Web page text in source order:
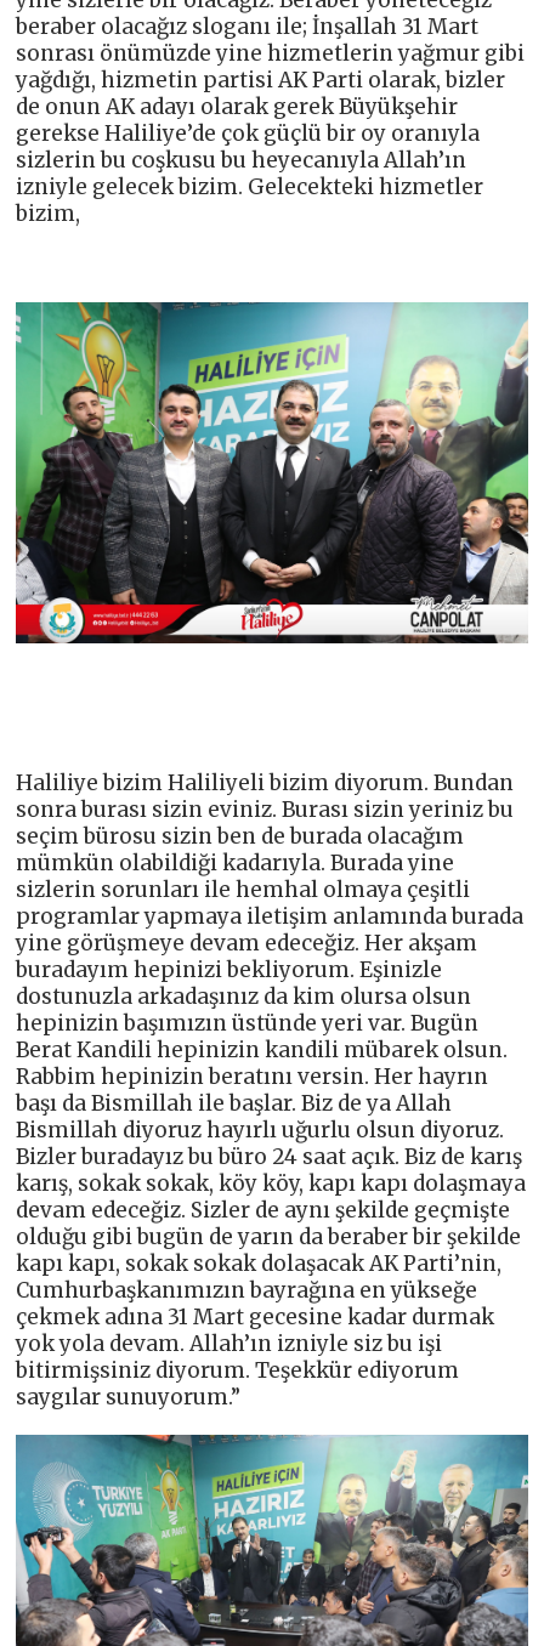
beraber olacağız sloganı ile; İnşallah 31 Mart
sonrası önümüzde yine hizmetlerin yağmur gibi
yağdığı, hizmetin partisi AK Parti olarak, bizler
de onun AK adayı olarak gerek Büyükşehir
gerekse Haliliye’de çok güçlü bir oy oranıyla
sizlerin bu coşkusu bu heyecanıyla Allah’ın
izniyle gelecek bizim. Gelecekteki hizmetler
bizim,
Haliliye bizim Haliliyeli bizim diyorum. Bundan
sonra burası sizin eviniz. Burası sizin yeriniz bu
seçim bürosu sizin ben de burada olacağım
mümkün olabildiği kadarıyla. Burada yine
sizlerin sorunları ile hemhal olmaya çeşitli
programlar yapmaya iletişim anlamında burada
yine görüşmeye devam edeceğiz. Her akşam
buradayım hepinizi bekliyorum. Eşinizle
dostunuzla arkadaşınız da kim olursa olsun
hepinizin başımızın üstünde yeri var. Bugün
Berat Kandili hepinizin kandili mübarek olsun.
Rabbim hepinizin beratını versin. Her hayrın
başı da Bismillah ile başlar. Biz de ya Allah
Bismillah diyoruz hayırlı uğurlu olsun diyoruz.
Bizler buradayız bu büro 24 saat açık. Biz de karış
karış, sokak sokak, köy köy, kapı kapı dolaşmaya
devam edeceğiz. Sizler de aynı şekilde geçmişte
olduğu gibi bugün de yarın da beraber bir şekilde
kapı kapı, sokak sokak dolaşacak AK Parti’nin,
Cumhurbaşkanımızın bayrağına en yükseğe
çekmek adına 31 Mart gecesine kadar durmak
yok yola devam. Allah’ın izniyle siz bu işi
bitirmişsiniz diyorum. Teşekkür ediyorum
saygılar sunuyorum.”